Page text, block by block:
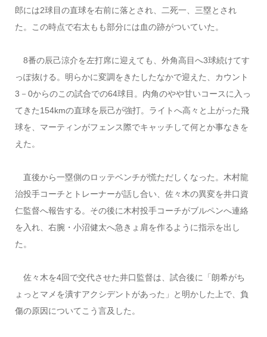
郎には2球目の直球を右前に落とされ、二死一、三塁とされ
た。この時点で右太もも部分には血の跡がついていた。
8番の辰己涼介を左打席に迎えても、外角高目へ3球続けてす
っぽ抜ける。明らかに変調をきたしたなかで迎えた、カウント
3－0からのこの試合での64球目。内角のやや甘いコースに入っ
てきた154kmの直球を辰己が強打。ライトへ高々と上がった飛
球を、マーティンがフェンス際でキャッチして何とか事なきを
えた。
直後から一塁側のロッテベンチが慌ただしくなった。木村龍
治投手コーチとトレーナーが話し合い、佐々木の異変を井口資
仁監督へ報告する。その後に木村投手コーチがブルペンへ連絡
を入れ、右腕・小沼健太へ急きょ肩を作るように指示を出し
た。
佐々木を4回で交代させた井口監督は、試合後に「朗希がち
ょっとマメを潰すアクシデントがあった」と明かした上で、負
傷の原因についてこう言及した。